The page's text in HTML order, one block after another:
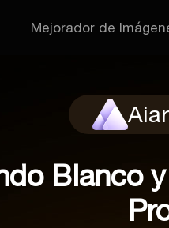
Mejorador de
Blanco